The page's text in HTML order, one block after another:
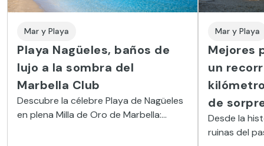
Mar y Playa
Playa Nagüeles, baños de
lujo a la sombra del
Marbella Club
Descubre la célebre Playa de Nagüeles
en plena Milla de Oro de Marbella:
Mar y Playa
Mejores
un
de
Desde la
ruinas del